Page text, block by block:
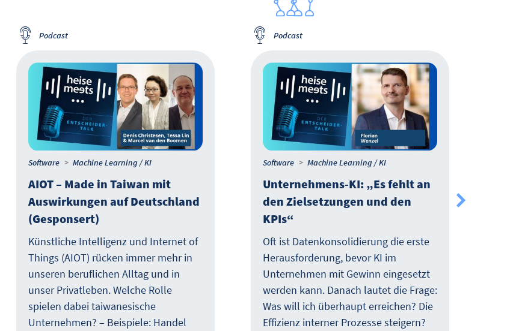
Podcast
Software Machine Learning / KI
AIOT – Made in Taiwan mit
Auswirkungen auf Deutschland
(Gesponsert)
Künstliche Intelligenz und Internet of
Things (AIOT) rücken immer mehr in
unseren beruflichen Alltag und in
unser Privatleben. Welche Rolle
spielen dabei taiwanesische
Unternehmen? – Beispiele: Handel
Podcast
Software Machine Learning / KI
Unternehmens-KI: „Es fehlt an
den Zielsetzungen und den
KPIs“
Oft ist Datenkonsolidierung die erste
Herausforderung, bevor KI im
Unternehmen mit Gewinn eingesetzt
werden kann. Danach lautet die Frage:
Was will ich überhaupt erreichen? Die
Effizienz interner Prozesse steigern?